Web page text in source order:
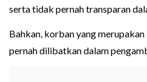
serta tidak pernah transparan
Bahkan, korban yang
pernah dilibatkan dalam